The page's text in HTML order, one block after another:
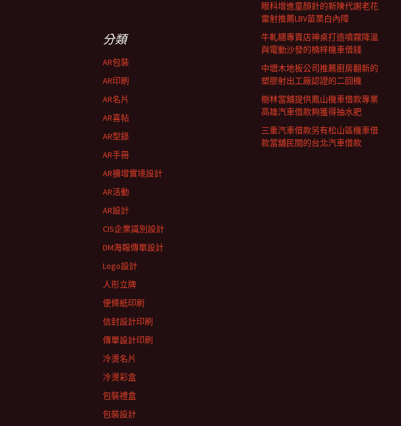
眼科增進童顏針的新陳代謝老花
雷射推薦LBV苗栗白內障
牛軋糖專賣店神桌打造噴霧降溫
與電動沙發的楠梓機車借錢
中壢木地板公司推薦廚房翻新的
塑膠射出工廠認證的二回機
樹林當舖提供鳳山機車借款專業
高雄汽車借款夠獲得抽水肥
三重汽車借款另有松山區機車借
款當舖民間的台北汽車借款
分類
AR包裝
AR印刷
AR名片
AR喜帖
AR型錄
AR手冊
AR擴增實境設計
AR活動
AR設計
CIS企業識別設計
DM海報傳單設計
Logo設計
人形立牌
便條紙印刷
信封設計印刷
傳單設計印刷
冷燙名片
冷燙彩盒
包裝禮盒
包裝設計